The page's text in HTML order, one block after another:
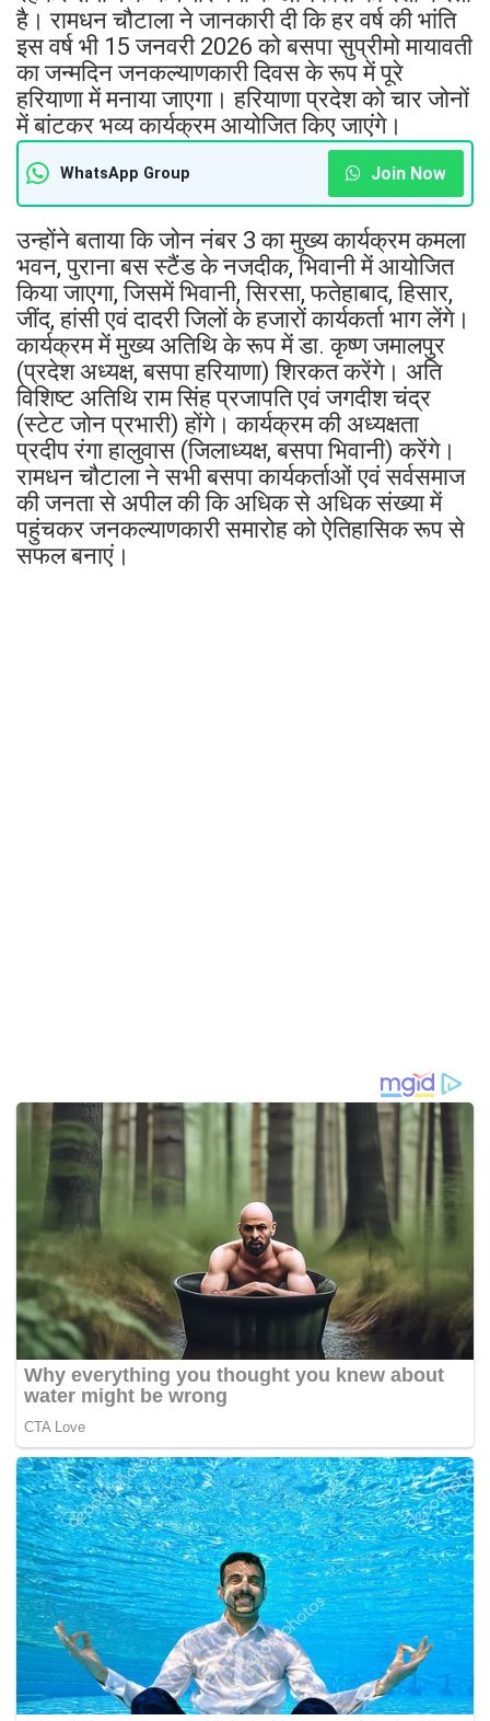
है। रामधन चौटाला ने जानकारी दी कि हर वर्ष की भांति
इस वर्ष भी 15 जनवरी 2026 को बसपा सुप्रीमो मायावती
का जन्मदिन जनकल्याणकारी दिवस के रूप में पूरे
हरियाणा में मनाया जाएगा। हरियाणा प्रदेश को चार जोनों
में बांटकर भव्य कार्यक्रम आयोजित किए जाएंगे।
WhatsApp Group Join Now
उन्होंने बताया कि जोन नंबर 3 का मुख्य कार्यक्रम कमला
भवन, पुराना बस स्टैंड के नजदीक, भिवानी में आयोजित
किया जाएगा, जिसमें भिवानी, सिरसा, फतेहाबाद, हिसार,
जींद, हांसी एवं दादरी जिलों के हजारों कार्यकर्ता भाग लेंगे।
कार्यक्रम में मुख्य अतिथि के रूप में डा. कृष्ण जमालपुर
(प्रदेश अध्यक्ष, बसपा हरियाणा) शिरकत करेंगे। अति
विशिष्ट अतिथि राम सिंह प्रजापति एवं जगदीश चंद्र
(स्टेट जोन प्रभारी) होंगे। कार्यक्रम की अध्यक्षता
प्रदीप रंगा हालुवास (जिलाध्यक्ष, बसपा भिवानी) करेंगे।
रामधन चौटाला ने सभी बसपा कार्यकर्ताओं एवं सर्वसमाज
की जनता से अपील की कि अधिक से अधिक संख्या में
पहुंचकर जनकल्याणकारी समारोह को ऐतिहासिक रूप से
सफल बनाएं।